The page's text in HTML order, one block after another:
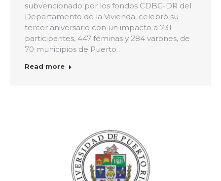
subvencionado por los fondos CDBG-DR del
Departamento de la Vivienda, celebró su
tercer aniversario con un impacto a 731
participantes, 447 féminas y 284 varones, de
70 municipios de Puerto…
Read more